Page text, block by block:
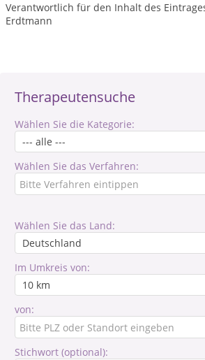
Therapeutensuche
Wählen Sie die Kategorie:
Wählen Sie das Verfahren:
Wählen Sie das Land:
Im Umkreis von:
von:
Stichwort (optional):
Verantwortlich für den Inhalt des
Erdtmann